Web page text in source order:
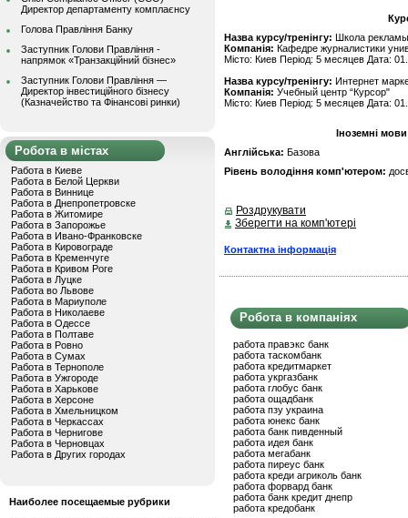
Директор департаменту комплаєнсу
Голова Правління Банку
Заступник Голови Правління -
напрямок «Транзакційний бізнес»
Заступник Голови Правління —
Директор інвестиційного бізнесу
(Казначейство та Фінансові ринки)
Робота в містах
Работа в Киеве
Работа в Белой Церкви
Работа в Виннице
Работа в Днепропетровске
Работа в Житомире
Работа в Запорожье
Работа в Ивано-Франковске
Работа в Кировограде
Работа в Кременчуге
Работа в Кривом Роге
Работа в Луцке
Работа во Львове
Работа в Мариуполе
Работа в Николаеве
Работа в Одессе
Работа в Полтаве
Работа в Ровно
Работа в Сумах
Работа в Тернополе
Работа в Ужгороде
Работа в Харькове
Работа в Херсоне
Работа в Хмельницком
Работа в Черкассах
Работа в Чернигове
Работа в Черновцах
Работа в Других городах
Наиболее посещаемые рубрики
Назва курсу/тренінгу: Школа
Компанія: Кафедре журналистики
Місто: Киев Період: 5 месяцев Дата:
Назва курсу/тренінгу: Интернет
Компанія: Учебный центр “Курсор"
Місто: Киев Період: 5 месяцев Дата:
Іноземні
Англійська: Базова
Рівень володіння комп'ютером:
Роздрукувати
Зберегти на комп'ютері
Контактна інформація
Робота в компаніях
работа правэкс банк
работа таскомбанк
работа кредитмаркет
работа укргазбанк
работа глобус банк
работа ощадбанк
работа пзу украина
работа юнекс банк
работа банк пивденный
работа идея банк
работа мегабанк
работа пиреус банк
работа креди агриколь банк
работа форвард банк
работа банк кредит днепр
работа кредобанк